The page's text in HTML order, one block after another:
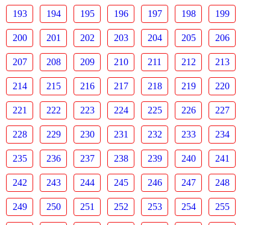
193 194 195 196 197 198 199
200 201 202 203 204 205 206
207 208 209 210 211 212 213
214 215 216 217 218 219 220
221 222 223 224 225 226 227
228 229 230 231 232 233 234
235 236 237 238 239 240 241
242 243 244 245 246 247 248
249 250 251 252 253 254 255